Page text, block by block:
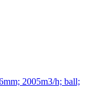
2005m3/h; ball;